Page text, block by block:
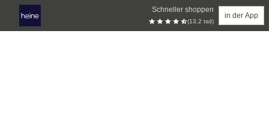
Schneller shoppen
(13.2 tsd)
in der App